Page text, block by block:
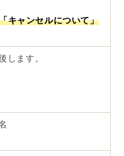
キャンセルについて」
します。